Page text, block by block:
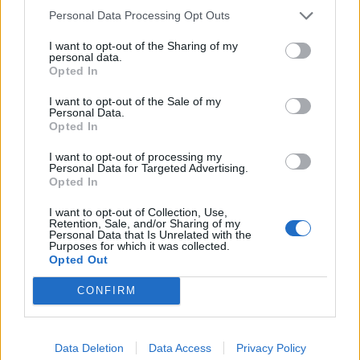
Personal Data Processing Opt Outs
I want to opt-out of the Sharing of my
personal data.
Opted In
I want to opt-out of the Sale of my
Personal Data.
Opted In
I want to opt-out of processing my
Personal Data for Targeted Advertising.
Opted In
I want to opt-out of Collection, Use,
Retention, Sale, and/or Sharing of my
Personal Data that Is Unrelated with the
Purposes for which it was collected.
Opted Out
CONFIRM
Data Deletion Data Access Privacy Policy
informações e pela rápida evolução tecnológica. O
potencial cognitivo humano permanece, mas o seu
desenvolvimento depende de como o cérebro é
exercitado no cotidiano”, finalizou Fabiano de Abreu
Ígor Lopes
250”, depois de, na edição anterior, ter integrado o
conquistou o primeiro título ATP da carreira ao
derrotar o belga Alexander Blockx na final, encerrando
forte presença de tenistas portugueses e pela projeção
internacional do evento.
O torneio arrancou com a fase de qualificação, nos dias
18 e 19 de julho, reunindo dezenas de atletas em busca
abertura contou com a presença do presidente da
Câmara Municipal de Cascais, Nuno Piteira Lopes,
acompanhado pelo executivo municipal, assinalando o
início de uma competição que voltou a colocar o
concelho no centro do calendário internacional do
ténis.
Apesar das desistências de última hora de jogadores
CONTINUAR A LER
ATUALIDADE
Castelo Branco: “Bienal
Internacional de Artes e Ofícios”